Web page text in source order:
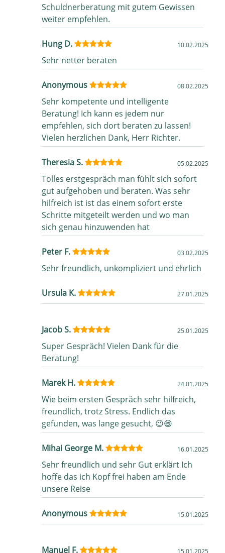
Schuldnerberatung mit gutem Gewissen
weiter empfehlen.
Hung D. 10.02.2025
Sehr netter beraten
Anonymous 08.02.2025
Sehr kompetente und intelligente
Beratung! Ich kann es jedem nur
empfehlen, sich dort beraten zu lassen!
Vielen herzlichen Dank, Herr Richter.
Theresia S. 05.02.2025
Tolles erstgespräch man fühlt sich sofort
gut aufgehoben und beraten. Was sehr
hilfreich ist ist das einem sofort erste
Schritte mitgeteilt werden und wo man
sich genau hinzuwenden hat
Peter F. 03.02.2025
Sehr freundlich, unkompliziert und ehrlich
Ursula K. 27.01.2025
Jacob S. 25.01.2025
Super Gespräch! Vielen Dank für die
Beratung!
Marek H. 24.01.2025
Wie beim ersten Gespräch sehr hilfreich,
freundlich, trotz Stress. Endlich das
gefunden, was lange gesucht, 😉😄
Mihai George M. 16.01.2025
Sehr freundlich und sehr Gut erklärt Ich
hoffe das ich Kopf frei haben am Ende
unsere Reise
Anonymous 15.01.2025
Manuel F. 15.01.2025